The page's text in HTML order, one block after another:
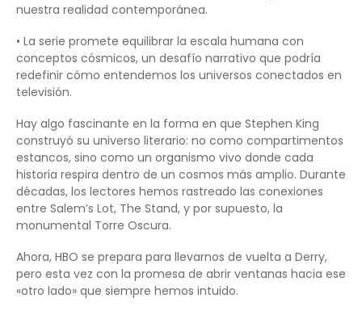
nuestra realidad contemporánea.
• La serie promete equilibrar la escala humana con
conceptos cósmicos, un desafío narrativo que podría
redefinir cómo entendemos los universos conectados en
televisión.
Hay algo fascinante en la forma en que Stephen King
construyó su universo literario: no como compartimentos
estancos, sino como un organismo vivo donde cada
historia respira dentro de un cosmos más amplio. Durante
décadas, los lectores hemos rastreado las conexiones
entre Salem’s Lot, The Stand, y por supuesto, la
monumental Torre Oscura.
Ahora, HBO se prepara para llevarnos de vuelta a Derry,
pero esta vez con la promesa de abrir ventanas hacia ese
«otro lado» que siempre hemos intuido.